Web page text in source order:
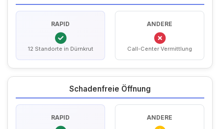
RAPID
12 Standorte in Dürnkrut
ANDERE
Call-Center Vermittlung
Schadenfreie Öffnung
RAPID ANDERE